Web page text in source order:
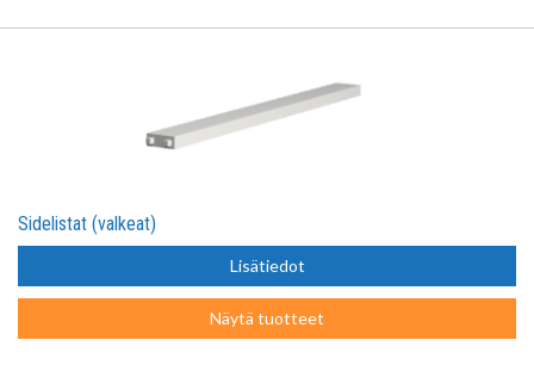
Sidelistat (valkeat)
Lisätiedot
Näytä tuotteet